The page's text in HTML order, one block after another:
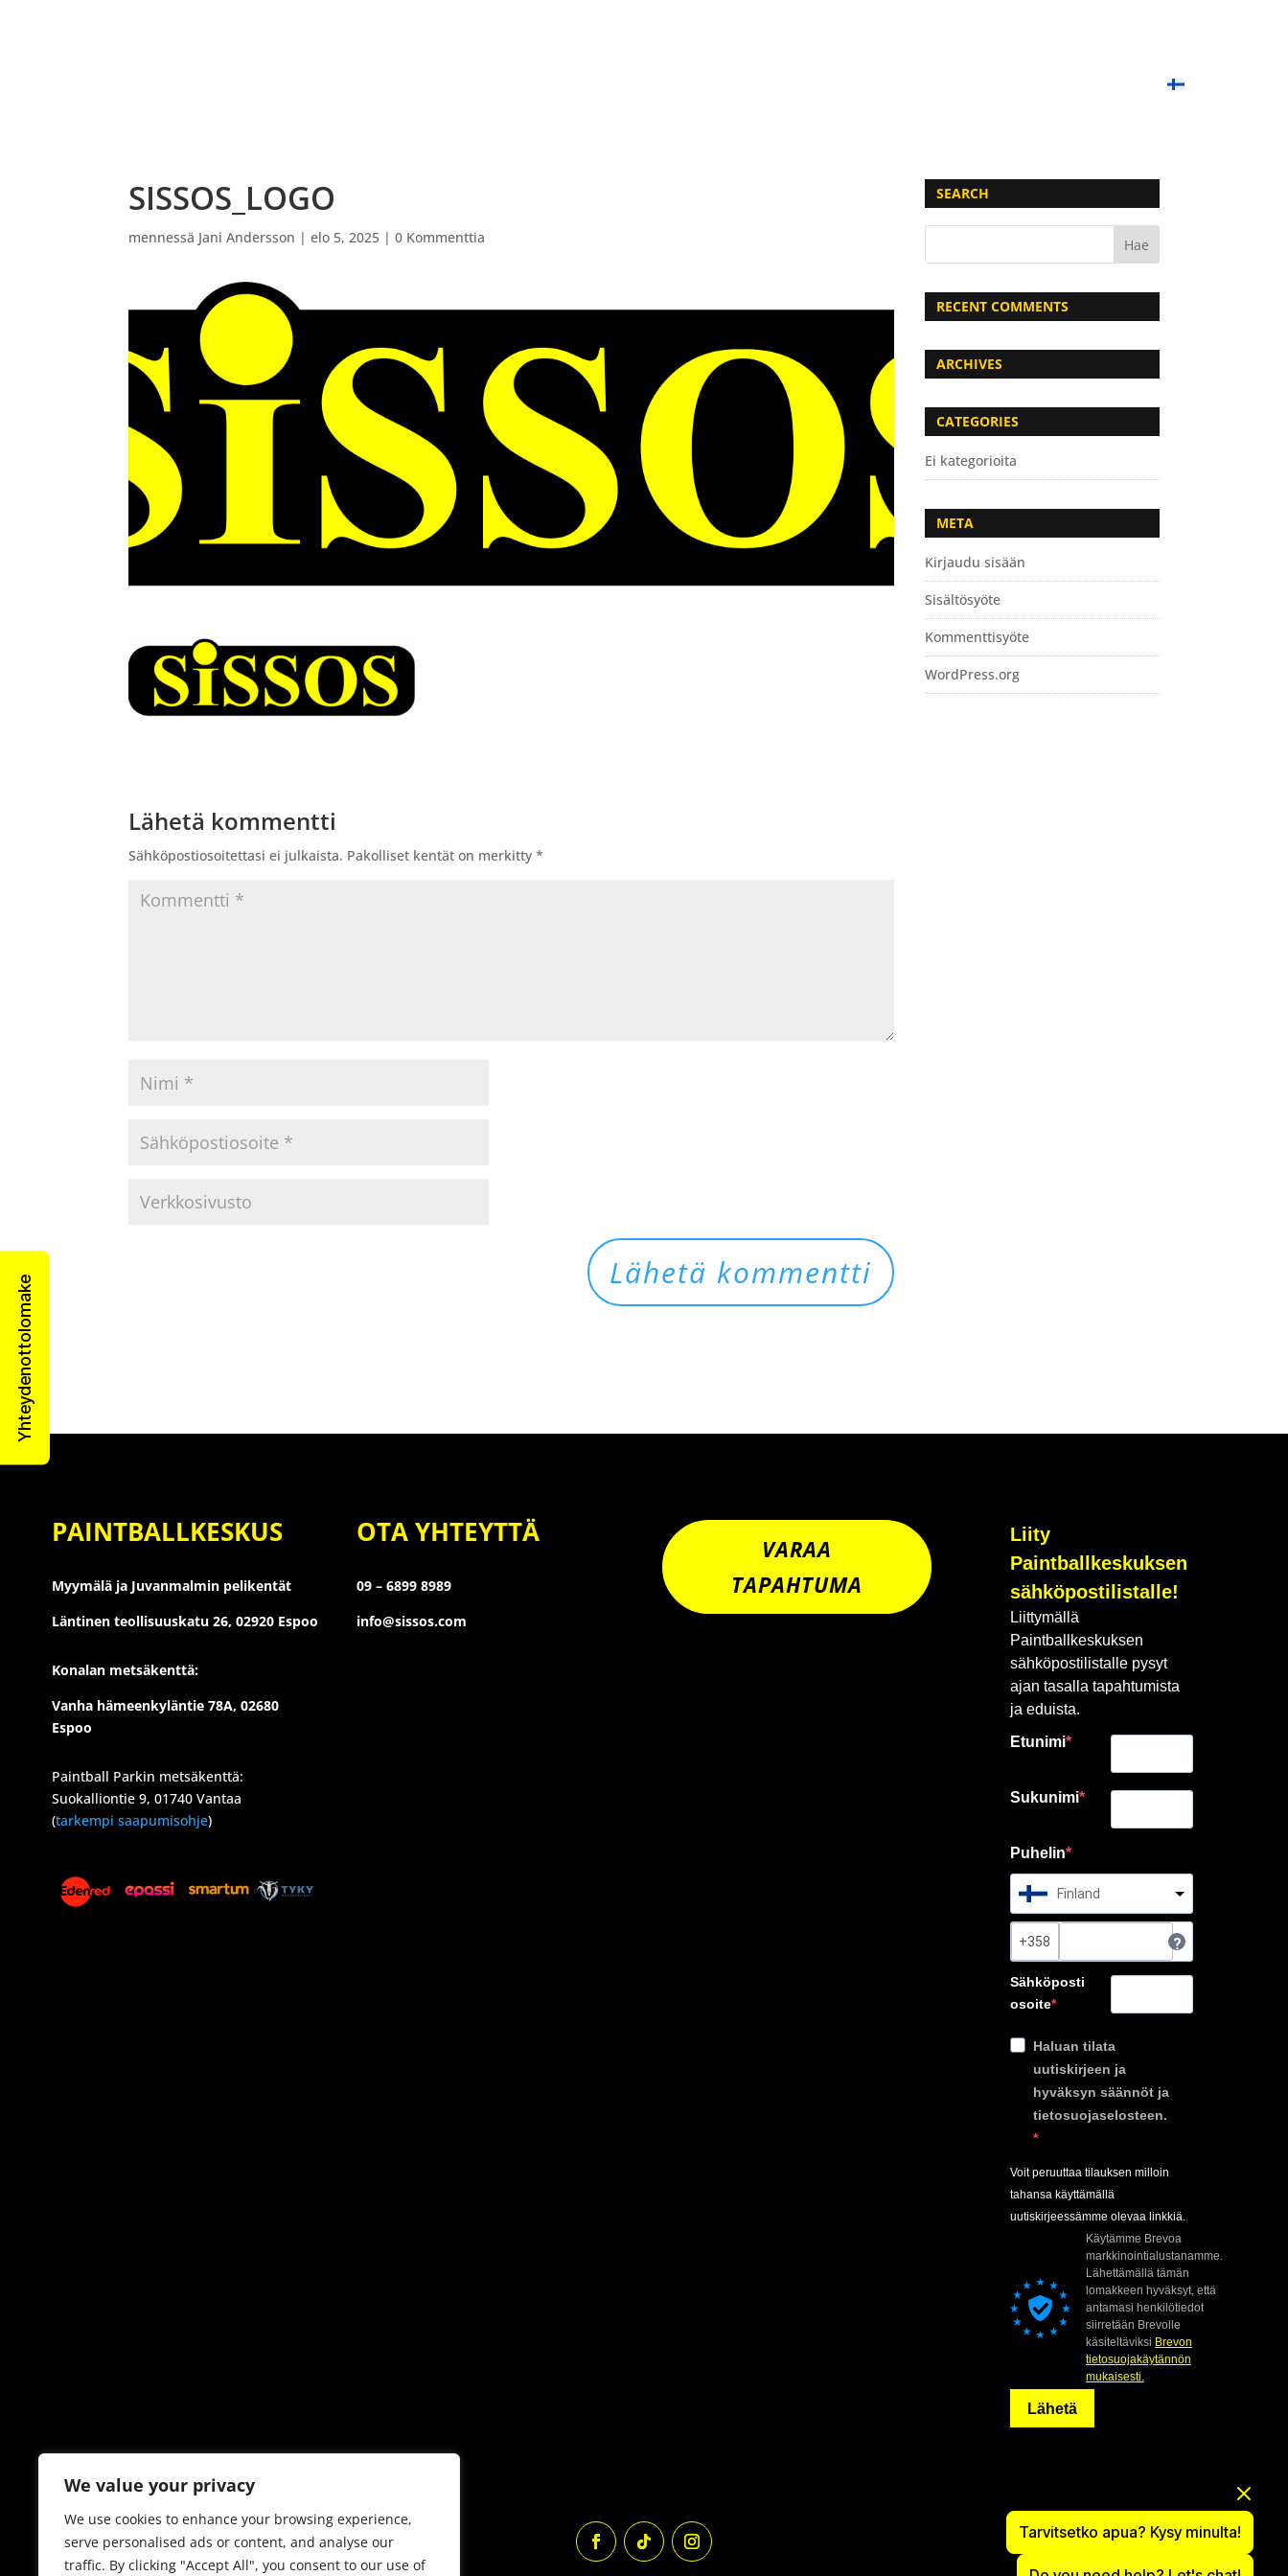
We value your privacy
We use cookies to enhance your browsing experience,
serve personalised ads or content, and analyse our
traffic. By clicking "Accept All", you consent to our use of
Tarvitsetko apua? Kysy minulta!
Yhteydenottolomake
SISSOS_LOGO
mennessä Jani Andersson |elo 5, 2025 |0 Kommenttia
Lähetä kommentti
Sähköpostiosoitettasi ei julkaista. Pakolliset kentät on merkitty*
SEARCH
RECENT COMMENTS
ARCHIVES
CATEGORIES
Ei kategorioita
META
Kirjaudu sisään
Sisältösyöte
Kommenttisyöte
WordPress.org
PAINTBALLKESKUS
Myymälä ja Juvanmalmin pelikentät
Läntinen teollisuuskatu 26, 02920 Espoo
Konalan metsäkenttä:
Vanha hämeenkyläntie 78A, 02680
Espoo
Paintball Parkin metsäkenttä:
Suokalliontie 9, 01740 Vantaa
(tarkempi saapumisohje)
OTA YHTEYTTÄ
09 – 6899 8989
info@sissos.com
VARAA
TAPAHTUMA
Liity
Paintballkeskuksen
sähköpostilistalle!
Liittymällä
Paintballkeskuksen
sähköpostilistalle pysyt
ajan tasalla tapahtumista
ja eduista.
Etunimi
Sukunimi
Puhelin
Finland
?
Sähköposti
osoite
Haluan tilata
uutiskirjeen ja
hyväksyn säännöt ja
tietosuojaselosteen.
Voit peruuttaa tilauksen milloin
tahansa käyttämällä
uutiskirjeessämme olevaa linkkiä.
Käytämme Brevoa
markkinointialustanamme.
Lähettämällä tämän
lomakkeen hyväksyt, että
antamasi henkilötiedot
siirretään Brevolle
käsiteltäviksi Brevon
tietosuojakäytännön
mukaisesti.
Lähetä